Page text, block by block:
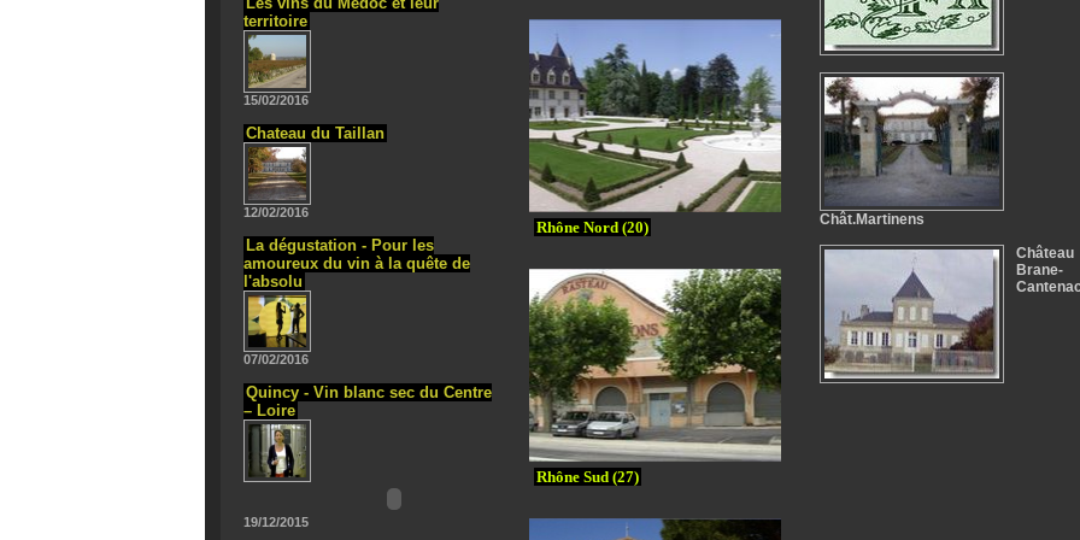
territoire
15/02/2016
Chateau du Taillan
12/02/2016
La dégustation - Pour les
amoureux du vin à la quête de
l'absolu
07/02/2016
Quincy - Vin blanc sec du Centre
– Loire
19/12/2015
Rhône Nord (20)
Rhône Sud (27)
Chât.Martinens
Château
Brane-